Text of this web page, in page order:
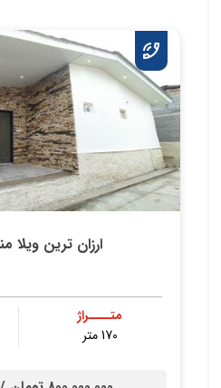
ارزان ترین
متــــراژ
170 متر